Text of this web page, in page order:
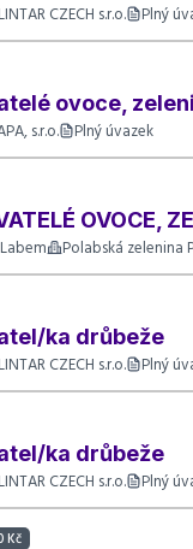
LINTAR CZECH s.r.o. Plný
ovoce,
s.r.o. Plný úvazek
OVOCE,
Polabská zelenina
ka drůbeže
LINTAR CZECH s.r.o. Plný
ka drůbeže
LINTAR CZECH s.r.o. Plný
Kč